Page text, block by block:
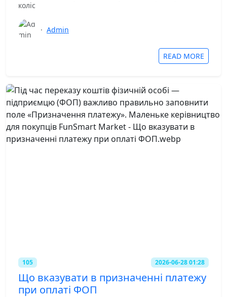
коліс
· Admin
READ MORE
105 2026-06-28 01:28
Що вказувати в призначенні платежу
при оплаті ФОП